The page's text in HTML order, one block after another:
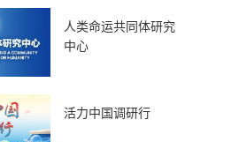
人类命运共同体研究
中心
活力中国调研行